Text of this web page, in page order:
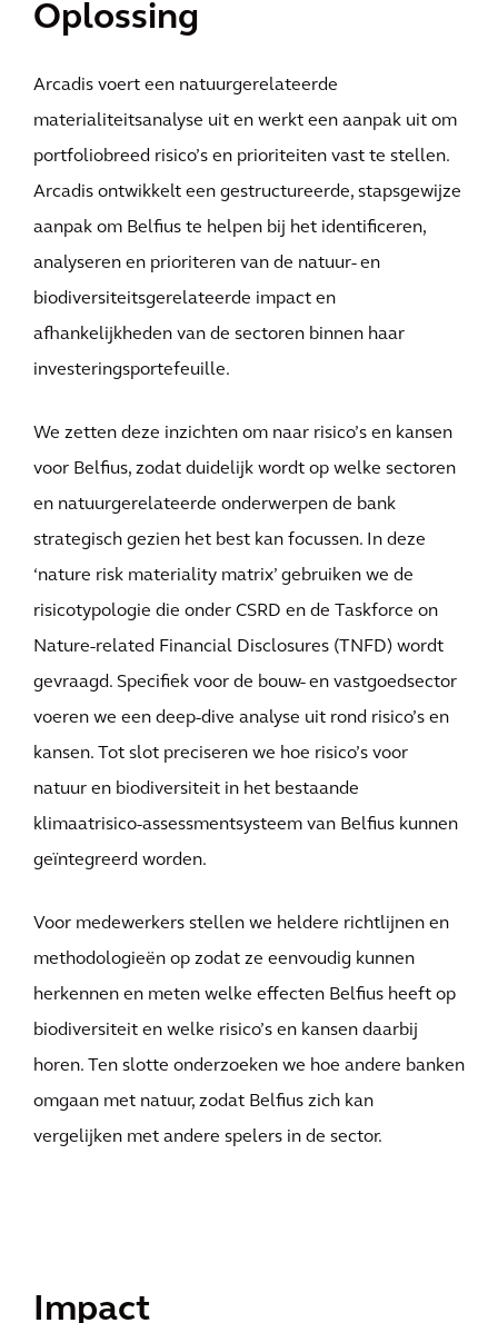
Oplossing
Arcadis voert een natuurgerelateerde
materialiteitsanalyse uit en werkt een aanpak uit om
portfoliobreed risico’s en prioriteiten vast te stellen.
Arcadis ontwikkelt een gestructureerde, stapsgewijze
aanpak om Belfius te helpen bij het identificeren,
analyseren en prioriteren van de natuur- en
biodiversiteitsgerelateerde impact en
afhankelijkheden van de sectoren binnen haar
investeringsportefeuille.
We zetten deze inzichten om naar risico’s en kansen
voor Belfius, zodat duidelijk wordt op welke sectoren
en natuurgerelateerde onderwerpen de bank
strategisch gezien het best kan focussen. In deze
‘nature risk materiality matrix’ gebruiken we de
risicotypologie die onder CSRD en de Taskforce on
Nature-related Financial Disclosures (TNFD) wordt
gevraagd. Specifiek voor de bouw- en vastgoedsector
voeren we een deep-dive analyse uit rond risico’s en
kansen. Tot slot preciseren we hoe risico’s voor
natuur en biodiversiteit in het bestaande
klimaatrisico-assessmentsysteem van Belfius kunnen
geïntegreerd worden.
Voor medewerkers stellen we heldere richtlijnen en
methodologieën op zodat ze eenvoudig kunnen
herkennen en meten welke effecten Belfius heeft op
biodiversiteit en welke risico’s en kansen daarbij
horen. Ten slotte onderzoeken we hoe andere banken
omgaan met natuur, zodat Belfius zich kan
vergelijken met andere spelers in de sector.
Impact